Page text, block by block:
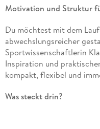
Motivation und Struktur
Du möchtest mit dem
abwechslungsreicher
Sportwissenschaftlerin
Inspiration und
kompakt, flexibel und
Was steckt drin?